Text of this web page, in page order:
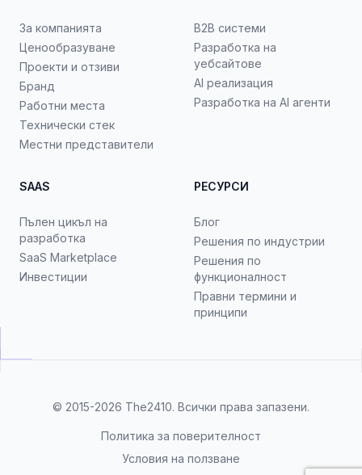
За компанията
Ценообразуване
Проекти и отзиви
Бранд
Работни места
Технически стек
Местни представители
B2B системи
Разработка на
уебсайтове
AI реализация
Разработка на AI агенти
SAAS
Пълен цикъл на
разработка
SaaS Marketplace
Инвестиции
РЕСУРСИ
Блог
Решения по индустрии
Решения по
функционалност
Правни термини и
принципи
© 2015-2026 The2410. Всички права запазени.
Политика за поверителност
Условия на ползване